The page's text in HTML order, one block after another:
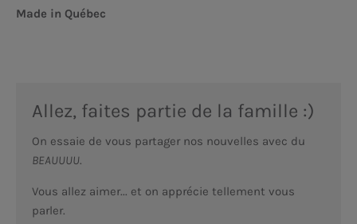
Made in Québec
Allez, faites partie de la famille :)
On essaie de vous partager nos nouvelles avec du
BEAUUUU.
Vous allez aimer... et on apprécie tellement vous
parler.